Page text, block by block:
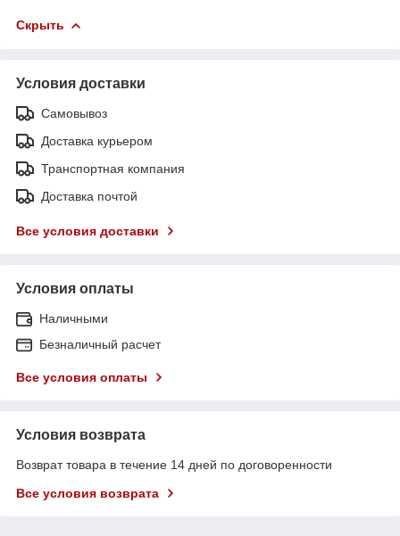
Скрыть
Условия доставки
Самовывоз
Доставка курьером
Транспортная компания
Доставка почтой
Все условия доставки
Условия оплаты
Наличными
Безналичный расчет
Все условия оплаты
Условия возврата
Возврат товара в течение 14 дней по договоренности
Все условия возврата